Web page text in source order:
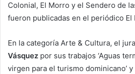
Colonial, El Morro y el Sendero de
fueron publicadas en el periódico El
En la categoría Arte & Cultura, el
Vásquez por sus trabajos ‘Aguas
virgen para el turismo dominicano’ y